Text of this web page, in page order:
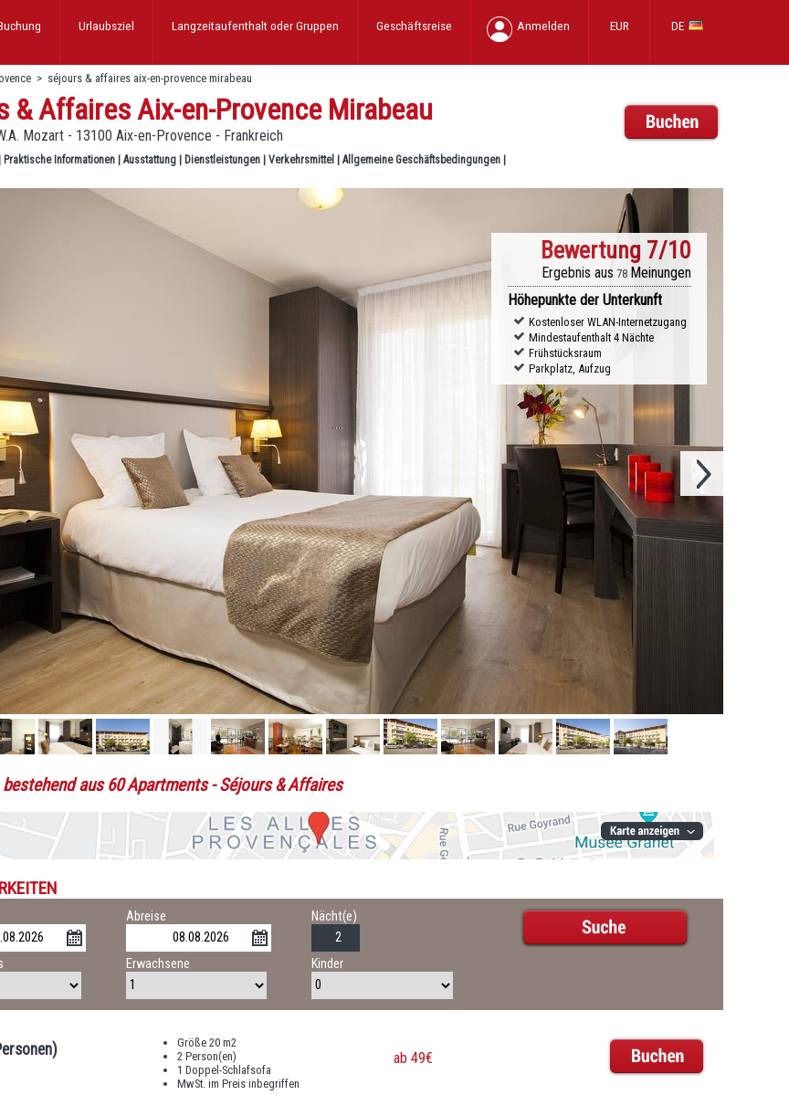
DE
EUR
Anmelden
Geschäftsreise
Langzeitaufenthalt oder Gruppen
Urlaubsziel
> séjours & affaires aix-en-provence mirabeau
& Affaires Aix-en-Provence Mirabeau
Mozart - 13100 Aix-en-Provence - Frankreich
Praktische Informationen |Ausstattung Dienstleistungen Verkehrsmittel |Allgemeine Geschäftsbedingungen
Bewertung 7/10
Ergebnis aus 78 Meinungen
Höhepunkte der Unterkunft
Kostenloser WLAN-Internetzugang
Mindestaufenthalt 4 Nächte
Frühstücksraum
Parkplatz, Aufzug
aus 60 Apartments- Séjours & Affaires
Abreise Nächt(e)
Erwachsene Kinder
Größe 20 m2
2 Person(en)
1 Doppel-Schlafsofa
MwSt. im Preis inbegriffen
ab 49€